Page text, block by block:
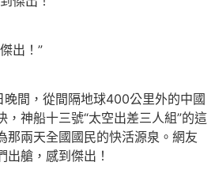
出！”
間，從間隔地球400公里外的中國
，神船十三號“太空出差三人組”的這
那兩天全國國民的快活源泉。網友
艙，感到傑出！